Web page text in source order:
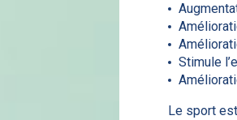
Stimule
Le sport